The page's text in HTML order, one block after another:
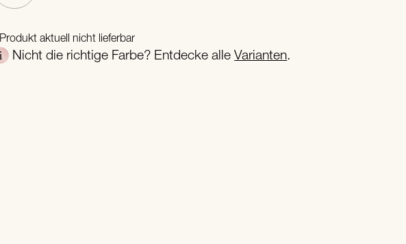
Produkt aktuell nicht lieferbar
Nicht die richtige Farbe? Entdecke alleVarianten.